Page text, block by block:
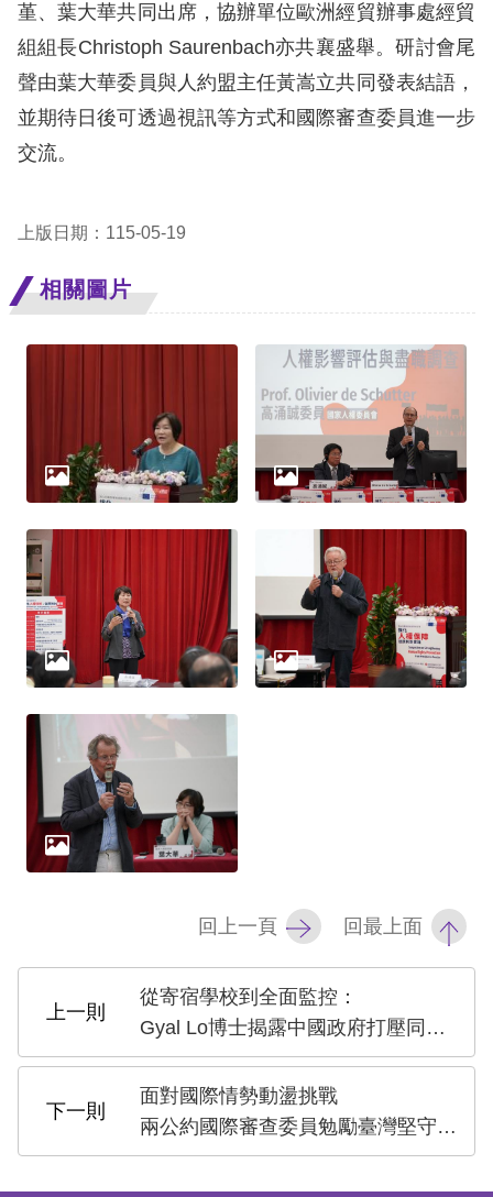
放
宣
告
無
頁
宣
言
堇、葉大華共同出席，協辦單位歐洲經貿辦事處經貿
組組長Christoph Saurenbach亦共襄盛舉。研討會尾
聲由葉大華委員與人約盟主任黃嵩立共同發表結語，
並期待日後可透過視訊等方式和國際審查委員進一步
交流。
上版日期：115-05-19
相關圖片
回上一頁 回最上面
從寄宿學校到全面監控：
Gyal Lo博士揭露中國政府打壓同化圖伯特真相
面對國際情勢動盪挑戰
兩公約國際審查委員勉勵臺灣堅守人權根基